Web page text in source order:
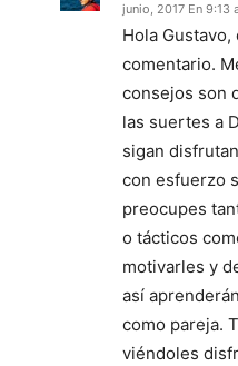
junio, 2017 En 9:13
Hola
comentario.
consejos son
las suertes a
sigan
con esfuerzo
preocupes
o tácticos
motivarles y
así
como pareja.
viéndoles